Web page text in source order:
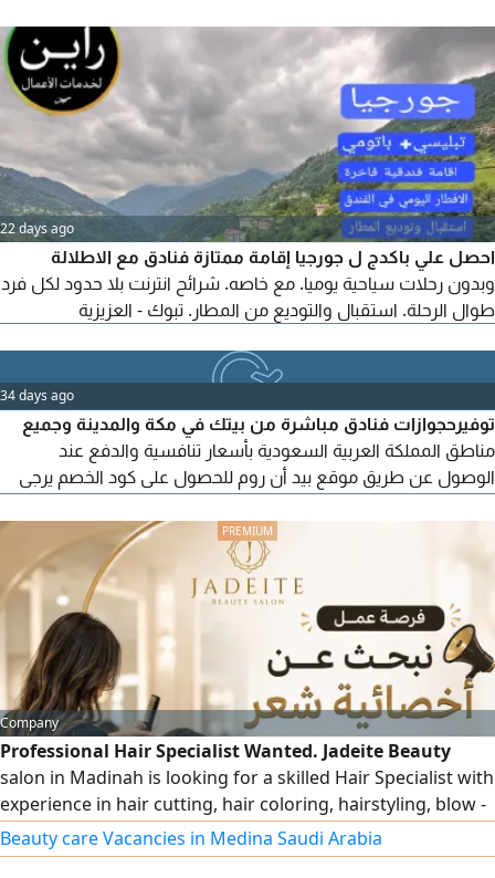
22 days ago
احصل علي باكدج ل جورجيا إقامة ممتازة فنادق مع الاطلالة
وبدون رحلات سياحية يوميا. مع خاصه. شرائح انترنت بلا حدود لكل فرد
طوال الرحلة. استقبال والتوديع من المطار. تبوك - العزيزية
34 days ago
توفيرحجوازات فنادق مباشرة من بيتك في مكة والمدينة وجميع
مناطق المملكة العربية السعودية بأسعار تنافسية والدفع عند
الوصول عن طريق موقع بيد أن روم للحصول على كود الخصم يرجى
Company
Professional Hair Specialist Wanted. Jadeite Beauty
salon in Madinah is looking for a skilled Hair Specialist with
experience in hair cutting, hair coloring, hairstyling, blow -
drying, cold hair treatments, and hot hair treatments.
Applicants must have good experience, be professional
Beauty care Vacancies in Medina Saudi Arabia